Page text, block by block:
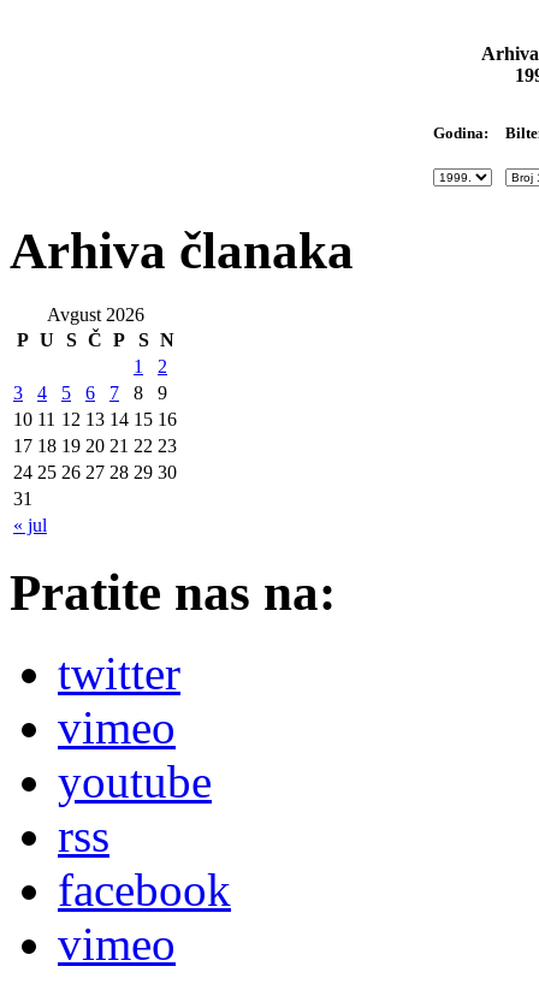
Godina:
Arhiva članaka
Avgust 2026
P U S Č P S N
« jul
1
2
3
4 5 6 7 8
9
10 11 12 13 14 15 16
17 18 19 20 21 22 23
24 25 26 27 28 29 30
31
Pratite nas na:
twitter
vimeo
youtube
rss
facebook
vimeo